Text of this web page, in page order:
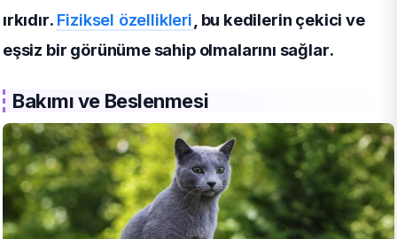
ırkıdır. Fiziksel özellikleri , bu kedilerin çekici ve
eşsiz bir görünüme sahip olmalarını sağlar.
Bakımı ve Beslenmesi